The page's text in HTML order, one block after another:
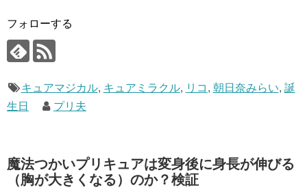
フォローする
キュアマジカル, キュアミラクル, リコ , 朝日奈みらい, 誕
生日
プリ夫
魔法つかいプリキュアは変身後に身長が伸びる
（胸が大きくなる）のか？検証